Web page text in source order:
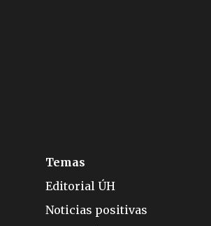
Temas
Editorial ÚH
Noticias positivas